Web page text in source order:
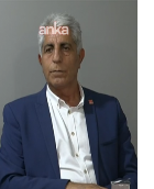
VİDEO GALERİ
İLETİŞİM